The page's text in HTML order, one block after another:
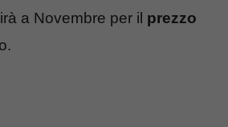
a Novembre per il prezzo